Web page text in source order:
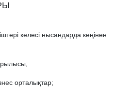
келесі нысандарда кеңінен
орталықтар;